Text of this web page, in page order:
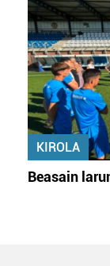
KIROLA
Beasain